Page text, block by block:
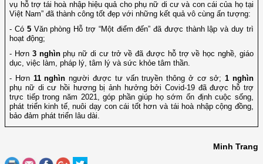
vụ hỗ trợ tái hoà nhập hiệu quả cho phụ nữ di cư và con cái của họ tại
Việt Nam” đã thành công tốt đẹp với những kết quả vô cùng ấn tượng:
- Có 5Văn phòng Hỗ trợ “Một điểm đến” đã được thành lập và duy trì
hoạt động;
- Hơn 3 nghìnphụ nữ di cư trở về đã được hỗ trợ về học nghề, giáo
dục, việc làm, pháp lý, tâm lý và sức khỏe tâm thần.
- Hơn 11 nghìn người được tư vấn truyền thông ở cơ sở;1 nghìn
phụ nữ di cư hồi hương bị ảnh hưởng bởi Covid-19 đã được hỗ trợ
trực tiếp trong năm 2021, góp phần giúp họ sớm ổn định cuộc sống,
phát triển kinh tế, nuôi dạy con cái tốt hơn và tái hoà nhập cộng đồng,
bảo đảm phát triển lâu dài.
Minh Trang